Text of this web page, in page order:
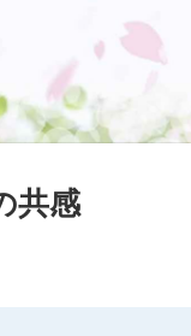
園
共感